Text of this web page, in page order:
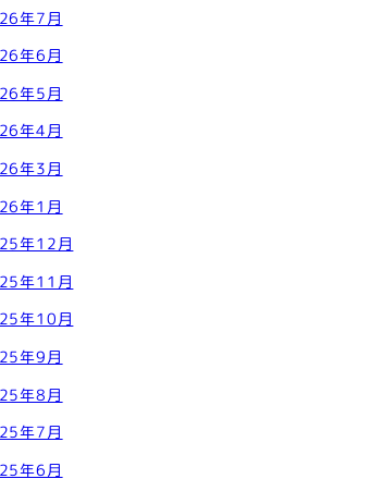
年7月
年6月
年5月
年4月
年3月
年1月
年12月
年11月
年10月
年9月
年8月
年7月
年6月